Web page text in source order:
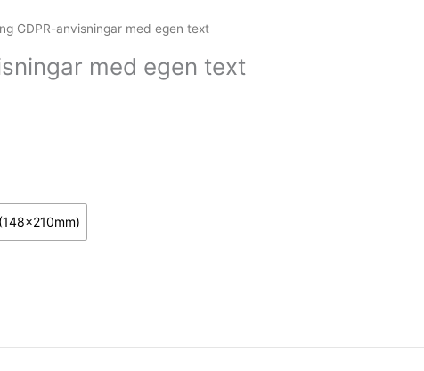
GDPR-anvisningar med egen text
med egen text